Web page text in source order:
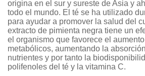
origina en el sur y sureste de Asia y
todo el mundo. El té se ha utilizado
para ayudar a promover la salud del
extracto de pimienta negra tiene un
el organismo que favorece el
metabólicos, aumentando la
nutrientes y por tanto la
polifenoles del té y la vitamina C.